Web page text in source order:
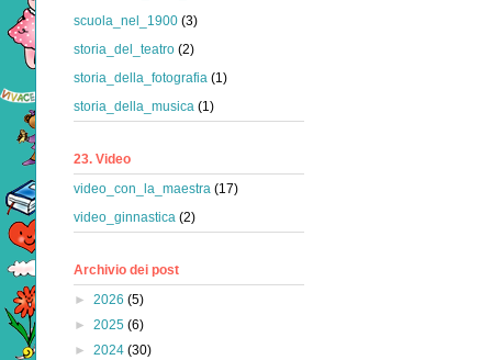
scuola_nel_1900 (3)
storia_del_teatro (2)
storia_della_fotografia (1)
storia_della_musica (1)
23. Video
video_con_la_maestra (17)
video_ginnastica (2)
Archivio dei post
► 2026 (5)
► 2025 (6)
► 2024 (30)